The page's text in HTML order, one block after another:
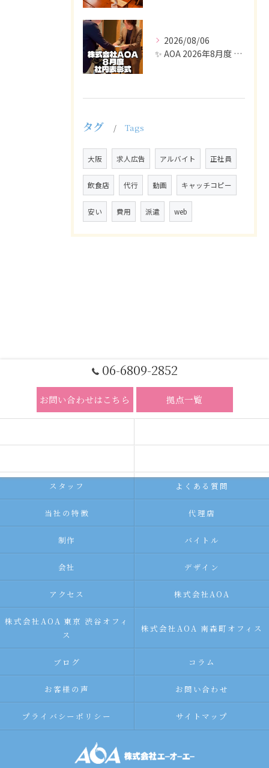
2026/08/06
✨ AOA 2026年8月度 表彰式レポート ✨
タグ Tags
大阪 求人広告 アルバイト 正社員
飲食店 代行 動画 キャッチコピー
安い 費用 派遣 web
06-6809-2852
お問い合わせはこちら 拠点一覧
スタッフ よくある質問
当社の特徴 代理店
制作 バイトル
会社 デザイン
アクセス 株式会社AOA
株式会社AOA 東京 渋谷オフィ
ス
株式会社AOA 南森町オフィス
ブログ コラム
お客様の声 お問い合わせ
プライバシーポリシー サイトマップ